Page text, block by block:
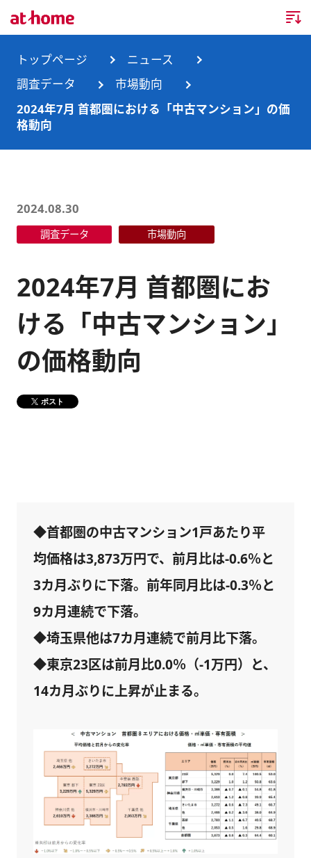
トップページ
企業情報
事業所・グループ会社
サステナビリティ
健康経営
DX戦略
ニュースリリース
ランキング
メディア掲載情報
不動産会社間情報流通サービス
新卒採用情報
キャリア採用情報
障がい者採用情報
お問合せ
トップページ
ニュース
調査データ
市場動向
2024年7月 首都圏における「中古マンション」の価
格動向
2024.08.30
調査データ 市場動向
2024年7月 首都圏にお
ける「中古マンション」
の価格動向
ポスト
◆首都圏の中古マンション1戸あたり平
均価格は3,873万円で、前月比は-0.6％と
3カ月ぶりに下落。前年同月比は-0.3％と
9カ月連続で下落。
◆埼玉県他は7カ月連続で前月比下落。
◆東京23区は前月比0.0％（-1万円）と、
14カ月ぶりに上昇が止まる。